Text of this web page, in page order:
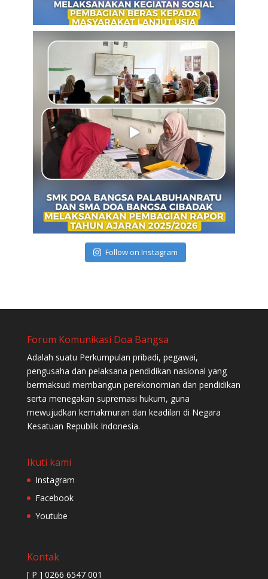
Follow on Instagram
Forum Komunikasi Doa Bangsa
Adalah suatu Perkumpulan pribadi, pegawai,
pengusaha dan pelaksana pendidikan nasional yang
bermaksud membangun perekonomian dan pendidikan
serta menegakan supremasi hukum, guna
mewujudkan kemakmuran dan keadilan di Negara
Kesatuan Republik Indonesia.
Ikuti kami
Instagram
Facebook
Youtube
Kontak
[ P ] 0266 6547 001